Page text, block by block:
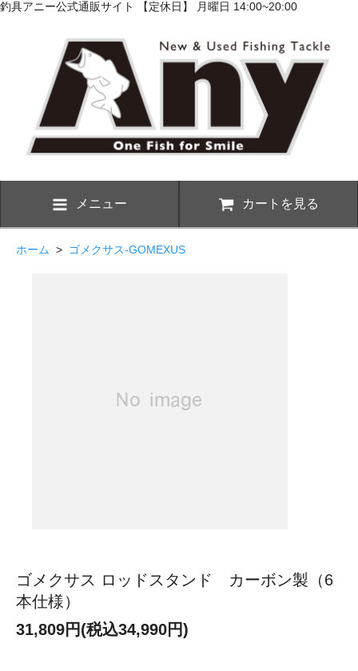
釣具アニー公式通販サイト 【定休日】 月曜日 14:00~20:00
メニュー カートを見る
ホーム > ゴメクサス-GOMEXUS
ゴメクサス ロッドスタンド カーボン製（6
本仕様）
31,809円(税込34,990円)